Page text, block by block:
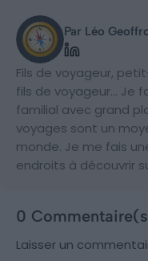
Par Léo
Fils de voyageur,
fils de voyageur… Je
familial avec grand
voyages sont un
monde. Je me fais
endroits à découvrir
0
Laisser un